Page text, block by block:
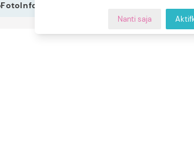
Nanti saja
FotoInfografis